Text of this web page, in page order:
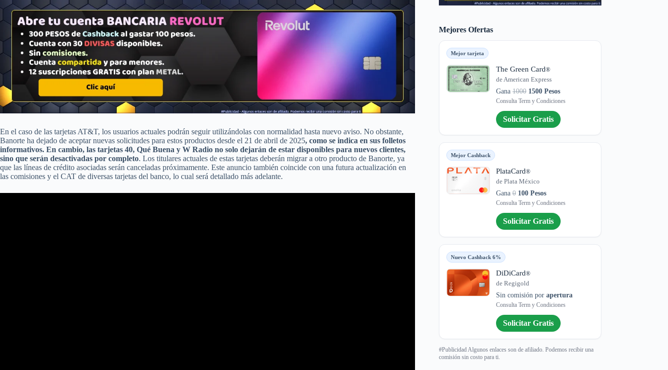
En el caso de las tarjetas AT&T, los usuarios actuales podrán seguir utilizándolas con normalidad hasta nuevo aviso. No obstante,
Banorte ha dejado de aceptar nuevas solicitudes para estos productos desde el 21 de abril de 2025, como se indica en sus folletos
informativos. En cambio, las tarjetas 40, Qué Buena y W Radio no solo dejarán de estar disponibles para nuevos clientes,
sino que serán desactivadas por completo. Los titulares actuales de estas tarjetas deberán migrar a otro producto de Banorte, ya
que las líneas de crédito asociadas serán canceladas próximamente. Este anuncio también coincide con una futura actualización en
las comisiones y el CAT de diversas tarjetas del banco, lo cual será detallado más adelante.
Mejores Ofertas
Mejor tarjeta
The Green Card®
de American Express
Gana1000 1500 Pesos
Consulta Term y Condiciones
Solicitar Gratis
Mejor Cashback
PlataCard®
de Plata México
Gana0 100 Pesos
Consulta Term y Condiciones
Solicitar Gratis
Nuevo Cashback 6%
DiDiCard®
de Regigold
Sin comisión porapertura
Consulta Term y Condiciones
Solicitar Gratis
#Publicidad Algunos enlaces son de afiliado. Podemos recibir una
comisión sin costo para ti.